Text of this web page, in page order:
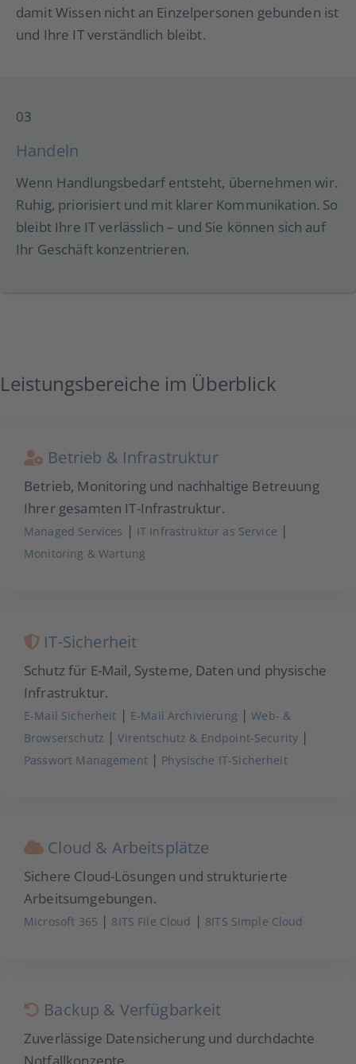
damit Wissen nicht an Einzelpersonen gebunden ist
und Ihre IT verständlich bleibt.
03
Handeln
Wenn Handlungsbedarf entsteht, übernehmen wir.
Ruhig, priorisiert und mit klarer Kommunikation. So
bleibt Ihre IT verlässlich – und Sie können sich auf
Ihr Geschäft konzentrieren.
Leistungsbereiche im Überblick
Betrieb & Infrastruktur
Betrieb, Monitoring und nachhaltige Betreuung
Ihrer gesamten IT-Infrastruktur.
Managed Services | IT Infrastruktur as Service |
Monitoring & Wartung
IT-Sicherheit
Schutz für E-Mail, Systeme, Daten und physische
Infrastruktur.
E-Mail Sicherheit | E-Mail Archivierung |Web- &
Browserschutz |Virentschutz & Endpoint-Security |
Passwort Management| Physische IT-Sicherheit
Cloud & Arbeitsplätze
Sichere Cloud-Lösungen und strukturierte
Arbeitsumgebungen.
Microsoft 365 | 8ITS File Cloud | 8ITS Simple Cloud
Backup & Verfügbarkeit
Zuverlässige Datensicherung und durchdachte